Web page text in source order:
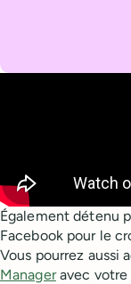
Également détenu
Facebook pour le
Vous pourrez aussi
Manageravec votre